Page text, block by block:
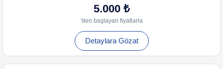
5.000 ₺
'den başlayan fiyatlarla
Detaylara Gözat